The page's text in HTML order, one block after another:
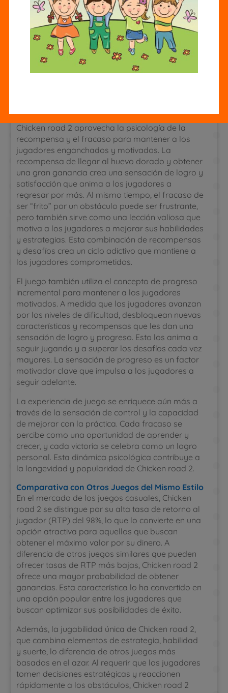
jugadores que disfrutan de un desafío intelectual
y una experiencia emocionante seguramente
encontrarán mucho que amar en este juego
único. El constante ajuste del ritmo y la dificultad
aseguran que el juego se mantenga fresco e
interesante, incluso para los jugadores más
experimentados.
Chicken road 2 aprovecha la psicología de la
recompensa y el fracaso para mantener a los
jugadores enganchados y motivados. La
recompensa de llegar al huevo dorado y obtener
una gran ganancia crea una sensación de logro y
satisfacción que anima a los jugadores a
regresar por más. Al mismo tiempo, el fracaso de
ser “frito” por un obstáculo puede ser frustrante,
pero también sirve como una lección valiosa que
motiva a los jugadores a mejorar sus habilidades
y estrategias. Esta combinación de recompensas
y desafíos crea un ciclo adictivo que mantiene a
los jugadores comprometidos.
El juego también utiliza el concepto de progreso
incremental para mantener a los jugadores
motivados. A medida que los jugadores avanzan
por los niveles de dificultad, desbloquean nuevas
características y recompensas que les dan una
sensación de logro y progreso. Esto los anima a
seguir jugando y a superar los desafíos cada vez
mayores. La sensación de progreso es un factor
motivador clave que impulsa a los jugadores a
seguir adelante.
La experiencia de juego se enriquece aún más a
través de la sensación de control y la capacidad
de mejorar con la práctica. Cada fracaso se
percibe como una oportunidad de aprender y
crecer, y cada victoria se celebra como un logro
personal. Esta dinámica psicológica contribuye a
la longevidad y popularidad de Chicken road 2.
Comparativa con Otros Juegos del Mismo Estilo
En el mercado de los juegos casuales, Chicken
road 2 se distingue por su alta tasa de retorno al
jugador (RTP) del 98%, lo que lo convierte en una
opción atractiva para aquellos que buscan
obtener el máximo valor por su dinero. A
diferencia de otros juegos similares que pueden
ofrecer tasas de RTP más bajas, Chicken road 2
ofrece una mayor probabilidad de obtener
ganancias. Esta característica lo ha convertido en
una opción popular entre los jugadores que
buscan optimizar sus posibilidades de éxito.
Además, la jugabilidad única de Chicken road 2,
que combina elementos de estrategia, habilidad
y suerte, lo diferencia de otros juegos más
basados en el azar. Al requerir que los jugadores
tomen decisiones estratégicas y reaccionen
rápidamente a los obstáculos, Chicken road 2